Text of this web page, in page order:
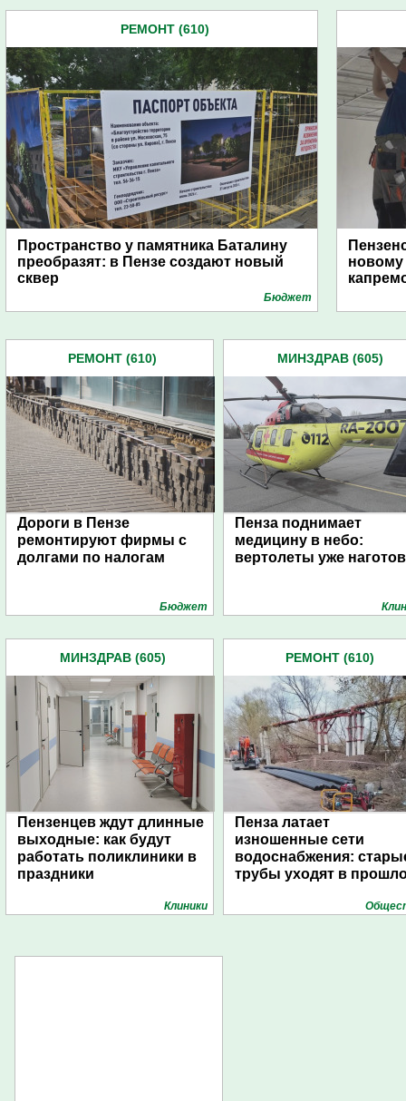
РЕМОНТ (610)
Пространство у памятника Баталину
преобразят: в Пензе создают новый
сквер
Бюджет
новому
РЕМОНТ (610)
Дороги в Пензе
ремонтируют фирмы с
долгами по налогам
Бюджет
МИНЗДРАВ (605)
Пенза поднимает
медицину в небо:
вертолеты уже
МИНЗДРАВ (605)
Пензенцев ждут длинные
выходные: как будут
работать поликлиники в
праздники
Клиники
РЕМОНТ (610)
Пенза латает
изношенные сети
водоснабжения:
трубы уходят в